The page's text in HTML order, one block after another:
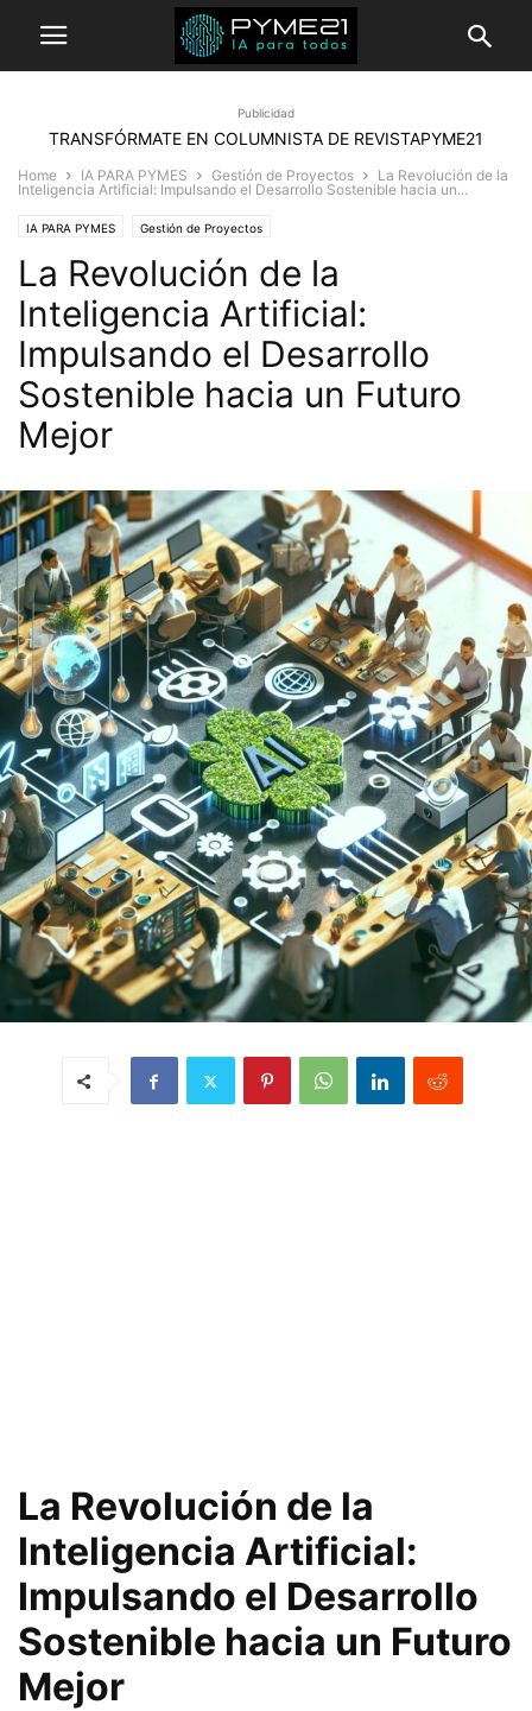
Publicidad
TRANSFÓRMATE EN COLUMNISTA DE REVISTAPYME21
Home IA PARA PYMES Gestión de Proyectos
La Revolución de la
Inteligencia Artificial: Impulsando el Desarrollo Sostenible hacia un...
IA PARA PYMES Gestión de Proyectos
La Revolución de la
Inteligencia Artificial:
Impulsando el Desarrollo
Sostenible hacia un Futuro
Mejor
La Revolución de la
Inteligencia Artificial:
Impulsando el Desarrollo
Sostenible hacia un Futuro
Mejor